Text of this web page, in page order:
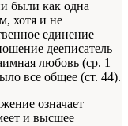
были как одна
хотя и не
единение
дееписатель
любовь (ср. 1
все общее (ст. 44).
означает
и высшее